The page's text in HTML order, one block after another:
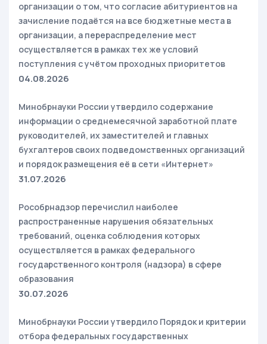
организации о том, что согласие абитуриентов на
зачисление подаётся на все бюджетные места в
организации, а перераспределение мест
осуществляется в рамках тех же условий
поступления с учётом проходных приоритетов
04.08.2026
Минобрнауки России утвердило содержание
информации о среднемесячной заработной плате
руководителей, их заместителей и главных
бухгалтеров своих подведомственных организаций
и порядок размещения её в сети «Интернет»
31.07.2026
Рособрнадзор перечислил наиболее
распространенные нарушения обязательных
требований, оценка соблюдения которых
осуществляется в рамках федерального
государственного контроля (надзора) в сфере
образования
30.07.2026
Минобрнауки России утвердило Порядок и критерии
отбора федеральных государственных